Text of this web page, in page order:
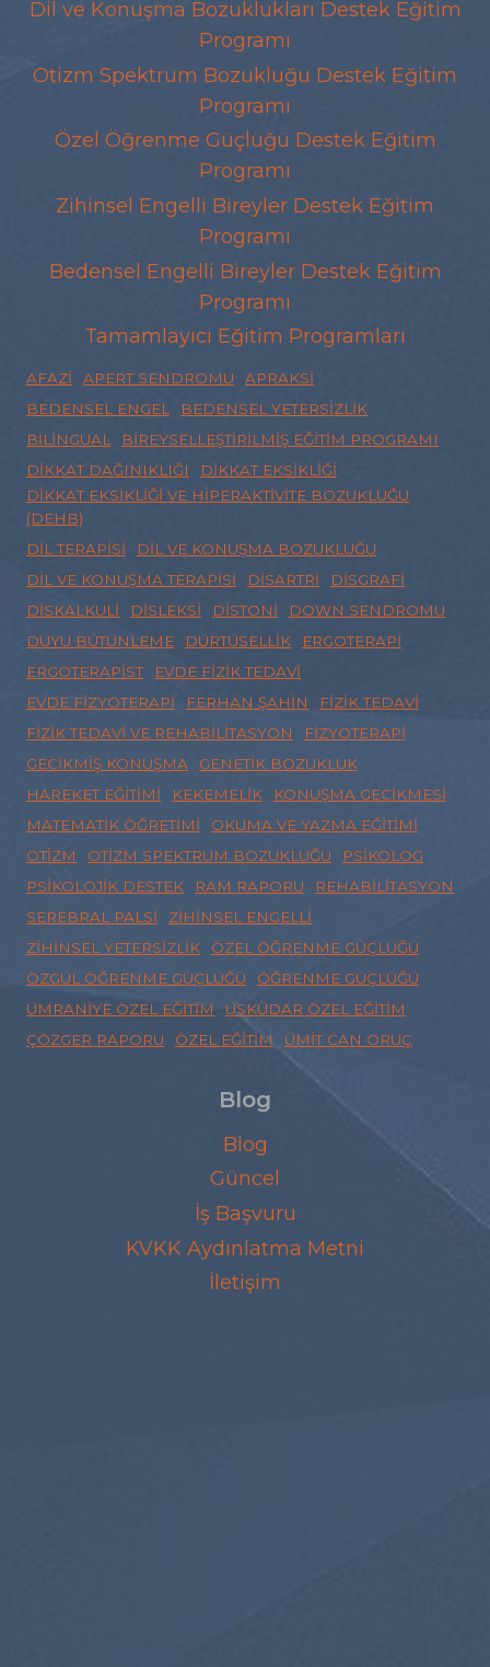
Dil ve Konuşma Bozuklukları Destek Eğitim
Programı
Otizm Spektrum Bozukluğu Destek Eğitim
Programı
Özel Öğrenme Güçlüğü Destek Eğitim
Programı
Zihinsel Engelli Bireyler Destek Eğitim
Programı
Bedensel Engelli Bireyler Destek Eğitim
Programı
Tamamlayıcı Eğitim Programları
AFAZI APERT SENDROMU
APRAKSI
BEDENSEL ENGEL
BEDENSEL YETERSIZLIK
BILINGUAL
BIREYSELLEŞTIRILMIŞ EĞITIM PROGRAMI
DIKKAT DAĞINIKLIĞI
DIKKAT EKSIKLIĞI
DIKKAT EKSIKLIĞI VE HIPERAKTIVITE BOZUKLUĞU
(DEHB)
DIL TERAPISI
DIL VE KONUŞMA BOZUKLUĞU
DIL VE KONUŞMA TERAPISI
DISARTRI
DISGRAFI
DISKALKULI
DISLEKSI DISTONI
DOWN SENDROMU
DUYU BÜTÜNLEME
DÜRTÜSELLIK
ERGOTERAPI
ERGOTERAPIST
EVDE FIZIK TEDAVI
EVDE FIZYOTERAPI
FERHAN ŞAHIN
FIZIK TEDAVI
FIZIK TEDAVI VE REHABILITASYON
FIZYOTERAPI
GECIKMIŞ KONUŞMA
GENETIK BOZUKLUK
HAREKET EĞITIMI
KEKEMELIK
KONUŞMA GECIKMESI
MATEMATIK ÖĞRETIMI
OKUMA VE YAZMA EĞITIMI
OTIZM
OTIZM SPEKTRUM BOZUKLUĞU
PSIKOLOG
PSIKOLOJIK DESTEK
RAM RAPORU
REHABILITASYON
SEREBRAL PALSI
ZIHINSEL ENGELLI
ZIHINSEL YETERSIZLIK
ÖZEL ÖĞRENME GÜÇLÜĞÜ
ÖZGÜL ÖĞRENME GÜÇLÜĞÜ
ÖĞRENME GÜÇLÜĞÜ
ÜMRANIYE ÖZEL EĞITIM
ÜSKÜDAR ÖZEL EĞITIM
ÇÖZGER RAPORU
ÖZEL EĞITIM ÜMIT CAN ORUÇ
Blog
Blog
Güncel
İş Başvuru
KVKK Aydınlatma Metni
İletişim